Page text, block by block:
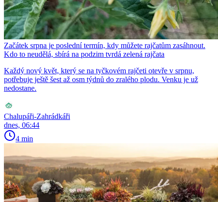
Začátek srpna je poslední termín, kdy můžete rajčatům zasáhnout.
Kdo to neudělá, sbírá na podzim tvrdá zelená rajčata
Každý nový květ, který se na tyčkovém rajčeti otevře v srpnu,
potřebuje ještě šest až osm týdnů do zralého plodu. Venku je už
nedostane.
Chalupáři-Zahrádkáři
dnes, 06:44
4 min